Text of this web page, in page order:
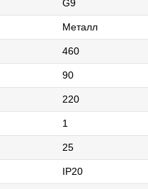
G9
Металл
460
90
220
1
25
IP20